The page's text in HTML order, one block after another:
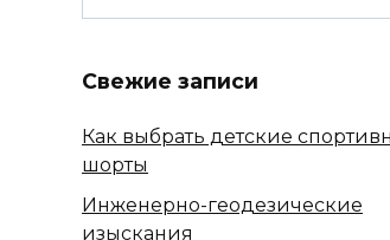
Свежие записи
Как выбрать детские
шорты
Инженерно-геодезические
изыскания